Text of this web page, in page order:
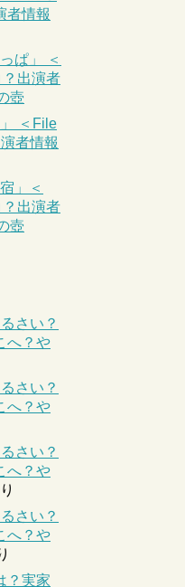
者情報
ぱ」 ＜
出演者
壺
＜File
者情報
」＜
出演者
壺
さい？
へ？や
さい？
へ？や
さい？
へ？や
さい？
へ？や
？実家